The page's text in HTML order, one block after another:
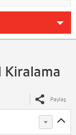
Kiralama
Paylaş